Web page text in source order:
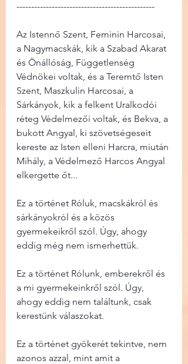
-----------------------------------------------
Az Istennő Szent, Feminin Harcosai,
a Nagymacskák, kik a Szabad Akarat
és Önállóság, Függetlenség
Védnökei voltak, és a Teremtő Isten
Szent, Maszkulin Harcosai, a
Sárkányok, kik a felkent Uralkodói
réteg Védelmezői voltak, és Bekva, a
bukott Angyal, ki szövetségeseit
kereste az Isten elleni Harcra, miután
Mihály, a Védelmező Harcos Angyal
elkergette őt...
Ez a történet Róluk, macskákról és
sárkányokról és a közös
gyermekeikről szól. Úgy, ahogy
eddig még nem ismerhettük.
Ez a történet Rólunk, emberekről és
a mi gyermekeinkről szól. Úgy,
ahogy eddig nem találtunk, csak
kerestünk válaszokat.
Ez a történet gyökerét tekintve, nem
azonos azzal, mint amit a